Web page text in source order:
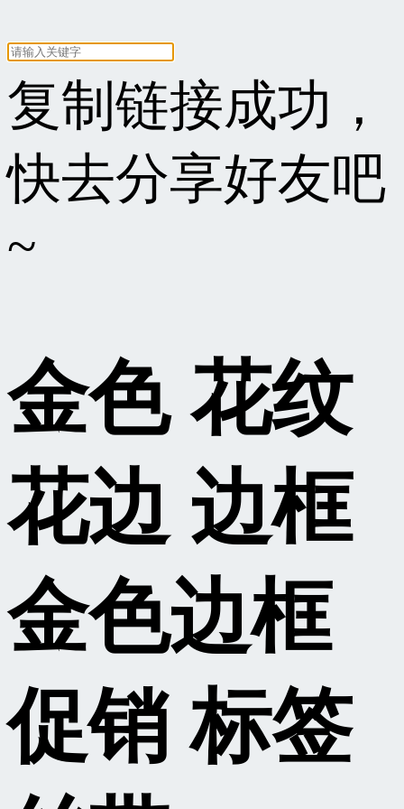
复制链接成功，
快去分享好友吧
~
金色 花纹
花边 边框
金色边框
促销 标签